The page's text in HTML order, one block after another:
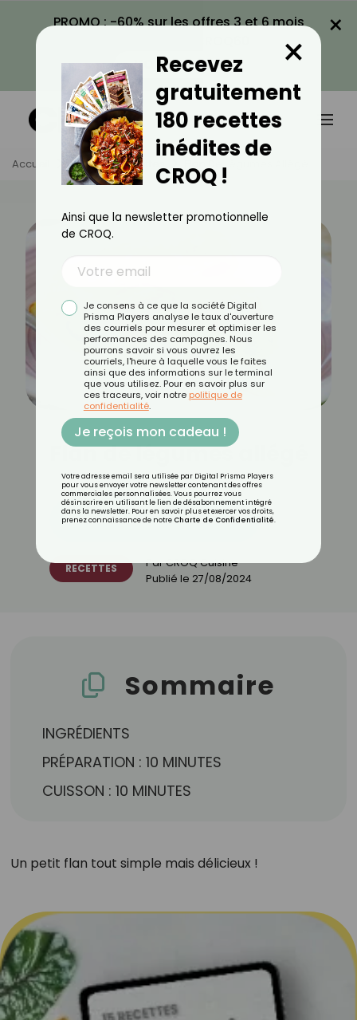
PROMO : -60% sur les offres 3 et 6 mois
VOIR LA PROMO
×
Accueil Actus Recettes Flan De Légumes Allégé
Flan de légumes allégé
Découvrez les 11 menus CROQ
RECETTES ParCROQ Cuisine
Publié le 27/08/2024
Sommaire
INGRÉDIENTS
PRÉPARATION : 10 MINUTES
CUISSON : 10 MINUTES
Un petit flan tout simple mais délicieux !
Recevez
gratuitement
180 recettes
inédites de
CROQ !
×
Ainsi que la newsletter promotionnelle
de CROQ.
Je consens à ce que la société Digital
Prisma Players analyse le taux d'ouverture
des courriels pour mesurer et optimiser les
performances des campagnes. Nous
pourrons savoir si vous ouvrez les
courriels, l'heure à laquelle vous le faites
ainsi que des informations sur le terminal
que vous utilisez. Pour en savoir plus sur
ces traceurs, voir notre politique de
confidentialité.
Je reçois mon cadeau !
Votre adresse email sera utilisée par Digital Prisma Players
pour vous envoyer votre newsletter contenant des offres
commerciales personnalisées. Vous pourrez vous
désinscrire en utilisant le lien de désabonnement intégré
dans la newsletter. Pour en savoir plus et exercer vos droits,
prenez connaissance de notre Charte de Confidentialité.